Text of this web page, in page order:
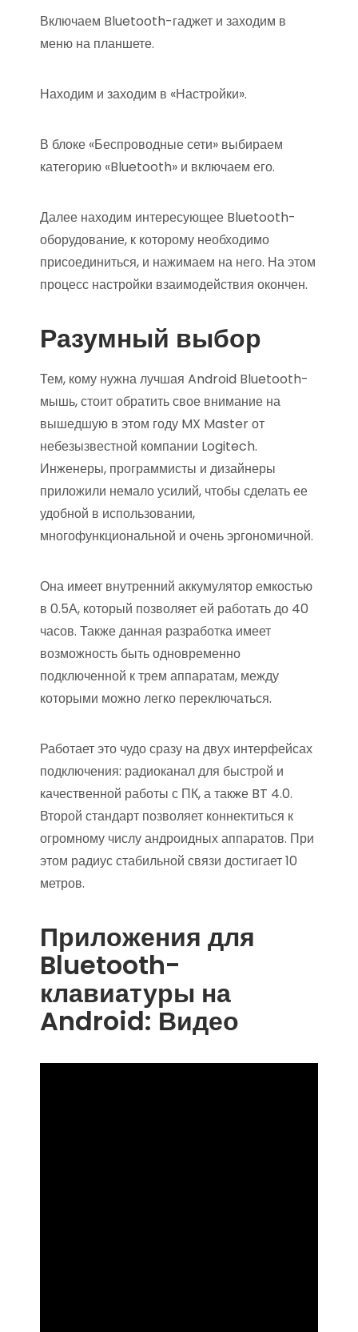
Включаем Bluetooth-гаджет и заходим в
меню на планшете.
Находим и заходим в «Настройки».
В блоке «Беспроводные сети» выбираем
категорию «Bluetooth» и включаем его.
Далее находим интересующее Bluetooth-
оборудование, к которому необходимо
присоединиться, и нажимаем на него. На этом
процесс настройки взаимодействия окончен.
Разумный выбор
Тем, кому нужна лучшая Android Bluetooth-
мышь, стоит обратить свое внимание на
вышедшую в этом году MX Master от
небезызвестной компании Logitech.
Инженеры, программисты и дизайнеры
приложили немало усилий, чтобы сделать ее
удобной в использовании,
многофункциональной и очень эргономичной.
Она имеет внутренний аккумулятор емкостью
в 0.5А, который позволяет ей работать до 40
часов. Также данная разработка имеет
возможность быть одновременно
подключенной к трем аппаратам, между
которыми можно легко переключаться.
Работает это чудо сразу на двух интерфейсах
подключения: радиоканал для быстрой и
качественной работы с ПК, а также BT 4.0.
Второй стандарт позволяет коннектиться к
огромному числу андроидных аппаратов. При
этом радиус стабильной связи достигает 10
метров.
Приложения для
Bluetooth-
клавиатуры на
Android: Видео